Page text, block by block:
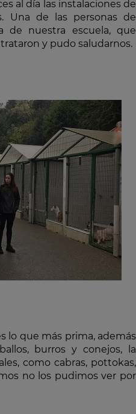
al día las instalaciones de
Una de las personas de
de nuestra escuela, que
y pudo saludarnos.
lo que más prima, además
burros y conejos, la
como cabras, pottokas,
no los pudimos ver por